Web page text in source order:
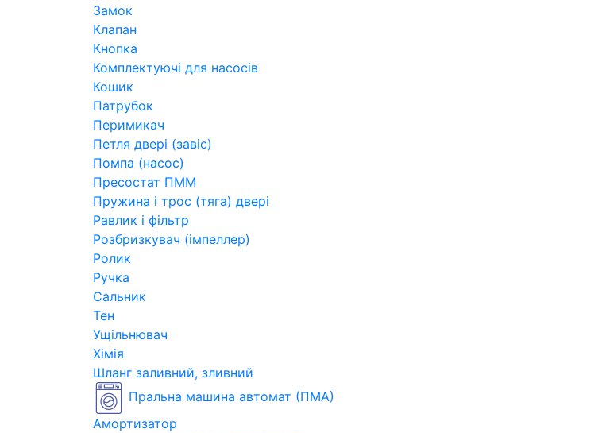
Замок
Клапан
Кнопка
Комплектуючі для насосів
Кошик
Патрубок
Перимикач
Петля двері (завіс)
Помпа (насос)
Пресостат ПММ
Пружина і трос (тяга) двері
Равлик і фільтр
Розбризкувач (імпеллер)
Ролик
Ручка
Сальник
Тен
Ущільнювач
Хімія
Шланг заливний, зливний
Пральна машина автомат (ПМА)
Амортизатор